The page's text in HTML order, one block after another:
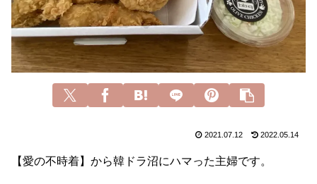
2021.07.12 2022.05.14
【愛の不時着】から韓ドラ沼にハマった主婦です。